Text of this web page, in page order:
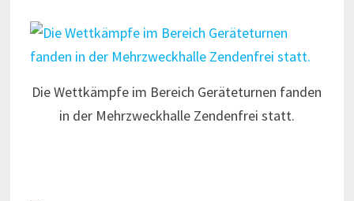
Die Wettkämpfe im Bereich Geräteturnen fanden
in der Mehrzweckhalle Zendenfrei statt.